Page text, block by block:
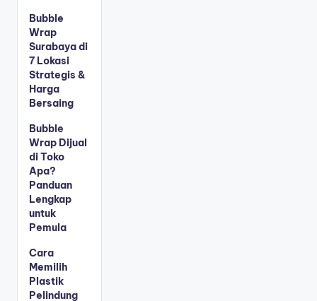
Bubble
Wrap
Surabaya di
7 Lokasi
Strategis &
Harga
Bersaing
Bubble
Wrap Dijual
di Toko
Apa?
Panduan
Lengkap
untuk
Pemula
Cara
Memilih
Plastik
Pelindung